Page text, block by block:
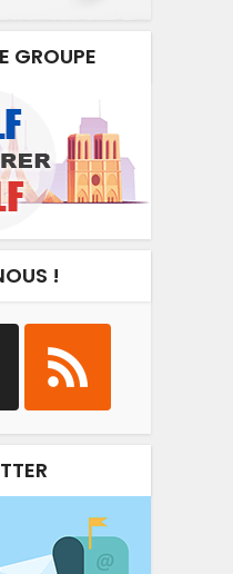
GROUPE
!